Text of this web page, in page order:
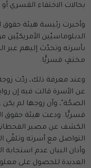
بحالات الاختفاء القسري أو
وأخبرت رئيسة هيئة حقوق
الدبلوماسيّين
بأسرته وتحدّث إليهم عبر
مختفٍ قسريًّا.
وعند معرفة ذلك، ردّت
عن الأسرة قالت فيه إن
الصحّة"، وأن زوجها لم
قسريًّا. ودعت هيئة حقوق
الكشف عن مصير
التواصل مع أسرته وتلقّي
وأدان البيان عدم
العديدة للحصول على